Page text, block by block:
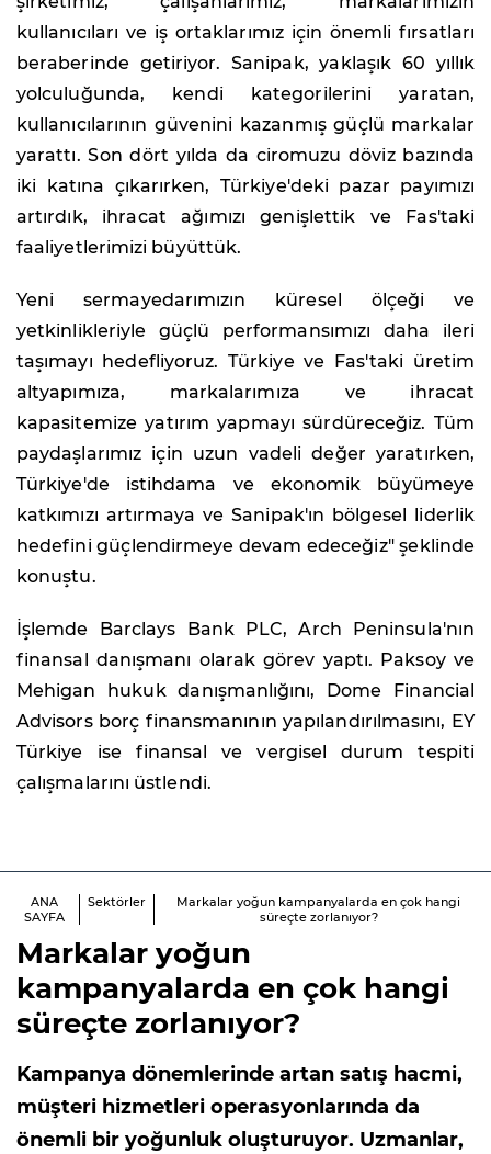
kullanıcıları ve iş ortaklarımız için önemli fırsatları
beraberinde getiriyor. Sanipak, yaklaşık 60 yıllık
yolculuğunda, kendi kategorilerini yaratan,
kullanıcılarının güvenini kazanmış güçlü markalar
yarattı. Son dört yılda da ciromuzu döviz bazında
iki katına çıkarırken, Türkiye'deki pazar payımızı
artırdık, ihracat ağımızı genişlettik ve Fas'taki
faaliyetlerimizi büyüttük.
Yeni sermayedarımızın küresel ölçeği ve
yetkinlikleriyle güçlü performansımızı daha ileri
taşımayı hedefliyoruz. Türkiye ve Fas'taki üretim
altyapımıza, markalarımıza ve ihracat
kapasitemize yatırım yapmayı sürdüreceğiz. Tüm
paydaşlarımız için uzun vadeli değer yaratırken,
Türkiye'de istihdama ve ekonomik büyümeye
katkımızı artırmaya ve Sanipak'ın bölgesel liderlik
hedefini güçlendirmeye devam edeceğiz" şeklinde
konuştu.
İşlemde Barclays Bank PLC, Arch Peninsula'nın
finansal danışmanı olarak görev yaptı. Paksoy ve
Mehigan hukuk danışmanlığını, Dome Financial
Advisors borç finansmanının yapılandırılmasını, EY
Türkiye ise finansal ve vergisel durum tespiti
çalışmalarını üstlendi.
ANA
SAYFA
Sektörler
Markalar yoğun kampanyalarda en çok hangi
süreçte zorlanıyor?
Markalar yoğun
kampanyalarda en çok hangi
süreçte zorlanıyor?
Kampanya dönemlerinde artan satış hacmi,
müşteri hizmetleri operasyonlarında da
önemli bir yoğunluk oluşturuyor. Uzmanlar,